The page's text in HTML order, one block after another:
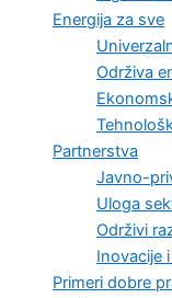
Energija za sve
Održiva
Partnerstva
Javno-
Uloga
Održivi
Inovacije
Primeri dobre